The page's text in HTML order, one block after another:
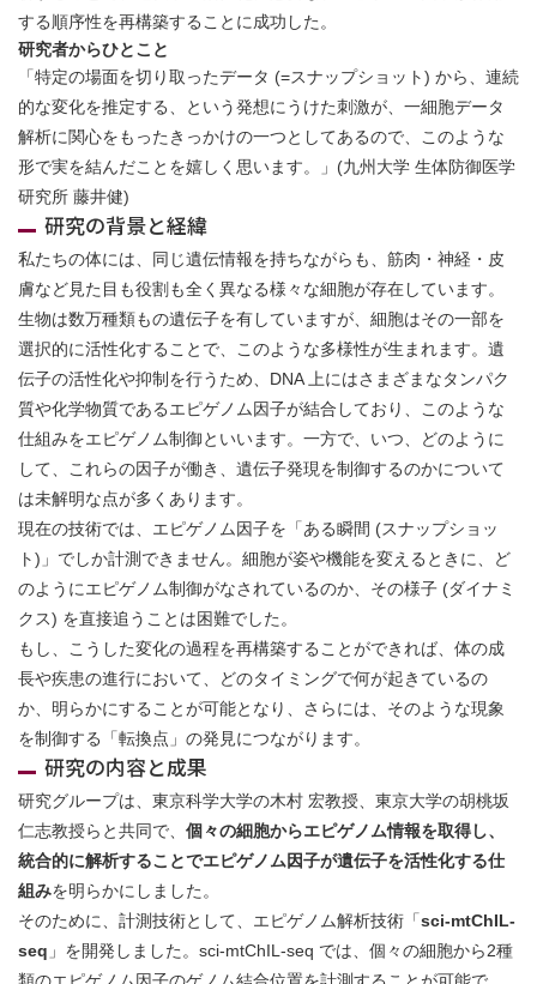
する順序性を再構築することに成功した。
研究者からひとこと
「特定の場面を切り取ったデータ (=スナップショット) から、連続
的な変化を推定する、という発想にうけた刺激が、一細胞データ
解析に関心をもったきっかけの一つとしてあるので、このような
形で実を結んだことを嬉しく思います。」(九州大学 生体防御医学
研究所 藤井健)
研究の背景と経緯
私たちの体には、同じ遺伝情報を持ちながらも、筋肉・神経・皮
膚など見た目も役割も全く異なる様々な細胞が存在しています。
生物は数万種類もの遺伝子を有していますが、細胞はその一部を
選択的に活性化することで、このような多様性が生まれます。遺
伝子の活性化や抑制を行うため、DNA 上にはさまざまなタンパク
質や化学物質であるエピゲノム因子が結合しており、このような
仕組みをエピゲノム制御といいます。一方で、いつ、どのように
して、これらの因子が働き、遺伝子発現を制御するのかについて
は未解明な点が多くあります。
現在の技術では、エピゲノム因子を「ある瞬間 (スナップショッ
ト)」でしか計測できません。細胞が姿や機能を変えるときに、ど
のようにエピゲノム制御がなされているのか、その様子 (ダイナミ
クス) を直接追うことは困難でした。
もし、こうした変化の過程を再構築することができれば、体の成
長や疾患の進行において、どのタイミングで何が起きているの
か、明らかにすることが可能となり、さらには、そのような現象
を制御する「転換点」の発見につながります。
研究の内容と成果
研究グループは、東京科学大学の木村 宏教授、東京大学の胡桃坂
仁志教授らと共同で、 個々の細胞からエピゲノム情報を取得し、
統合的に解析することでエピゲノム因子が遺伝子を活性化する仕
組みを明らかにしました。
そのために、計測技術として、エピゲノム解析技術「sci-mtChIL-
seq 」を開発しました。sci-mtChIL-seq では、個々の細胞から2種